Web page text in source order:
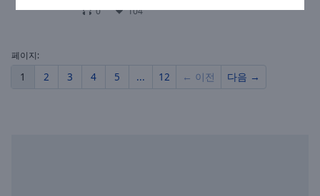
0
104
페이지:
1 2 3 4 5 ... 12 ← 이전 다음 →